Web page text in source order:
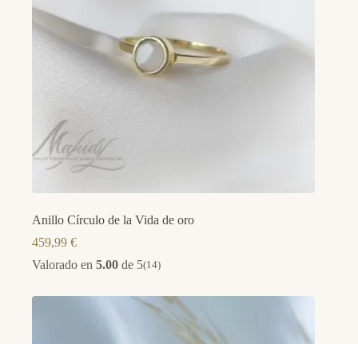
Anillo Círculo de la Vida de oro
459,99 €
Valorado en 5.00 de 5(14)